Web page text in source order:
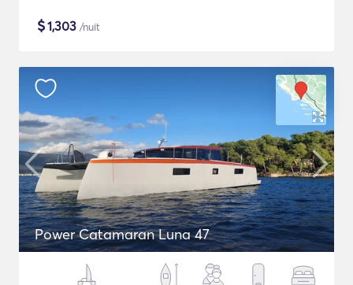
$1,303 /nuit
Power Catamaran Luna 47